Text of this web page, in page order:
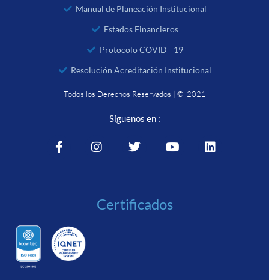
Manual de Planeación Institucional
Estados Financieros
Protocolo COVID - 19
Resolución Acreditación Institucional
Todos los Derechos Reservados | © 2021
Síguenos en :
Certificados